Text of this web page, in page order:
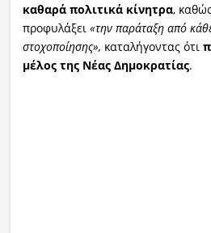
καθαρά πολιτικά κίνητρα,
προφυλάξει «την παράταξη από
στοχοποίησης», καταλήγοντας ότι
μέλος της Νέας Δημοκρατίας.